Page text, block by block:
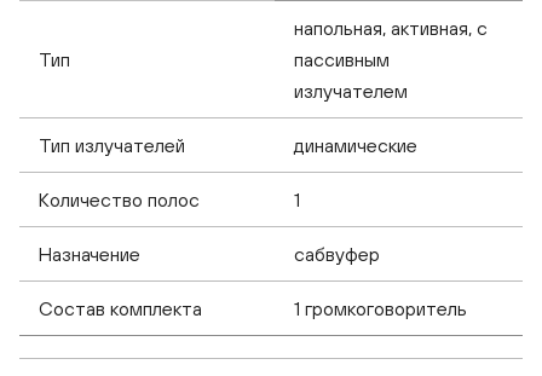
Тип
напольная, активная, с
пассивным
излучателем
Тип излучателей динамические
Количество полос 1
Назначение сабвуфер
Состав комплекта 1 громкоговоритель